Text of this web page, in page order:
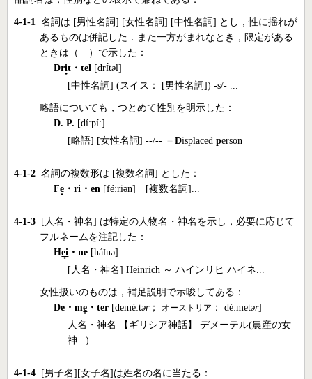
4-1-1名詞は [男性名詞] [女性名詞] [中性名詞] とし，性に揺れが
あるものは併記した．また一方がまれなとき，限定がある
ときは（ ）で示した：
Drit・tel [drÍtəl]
[中性名詞] (スイス： [男性名詞]) -s/- ...
略語についても，つとめて性別を明示した：
D. P. [díːpíː]
[略語] [女性名詞] --/-- ＝Displacedperson
4-1-2名詞の複数形は [複数名詞] とした：
Fe ・ri・en [féːriən] [複数名詞]...
4-1-3[人名・神名] は特定の人物名・神名を示し，必要に応じて
フルネームを注記した：
Hei ・ne [háInə]
[人名・神名] Heinrich ～ ハインリヒ ハイネ...
女性扱いのものは，補足説明で示唆してある：
De・me ・ter [deméːtər； オーストリア ： déːmetər]
人名・神名 【ギリシア神話】 デメーテル(農産の女
神...)
4-1-4[男子名][女子名]は姓名の名に当たる：